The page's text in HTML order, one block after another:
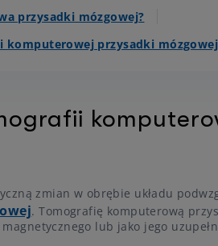
przysadki mózgowej?
komputerowej przysadki mózgowej
zmian w obrębie układu
. Tomografię komputerową
lub jako jego